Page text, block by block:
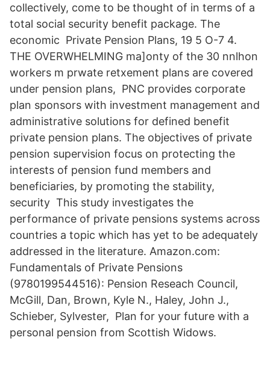
collectively, come to be thought of in terms of a
total social security benefit package. The
economic Private Pension Plans, 19 5 O-7 4.
THE OVERWHELMING ma]onty of the 30 nnlhon
workers m prwate retxement plans are covered
under pension plans, PNC provides corporate
plan sponsors with investment management and
administrative solutions for defined benefit
private pension plans. The objectives of private
pension supervision focus on protecting the
interests of pension fund members and
beneficiaries, by promoting the stability,
security This study investigates the
performance of private pensions systems across
countries a topic which has yet to be adequately
addressed in the literature. Amazon.com:
Fundamentals of Private Pensions
(9780199544516): Pension Reseach Council,
McGill, Dan, Brown, Kyle N., Haley, John J.,
Schieber, Sylvester, Plan for your future with a
personal pension from Scottish Widows.